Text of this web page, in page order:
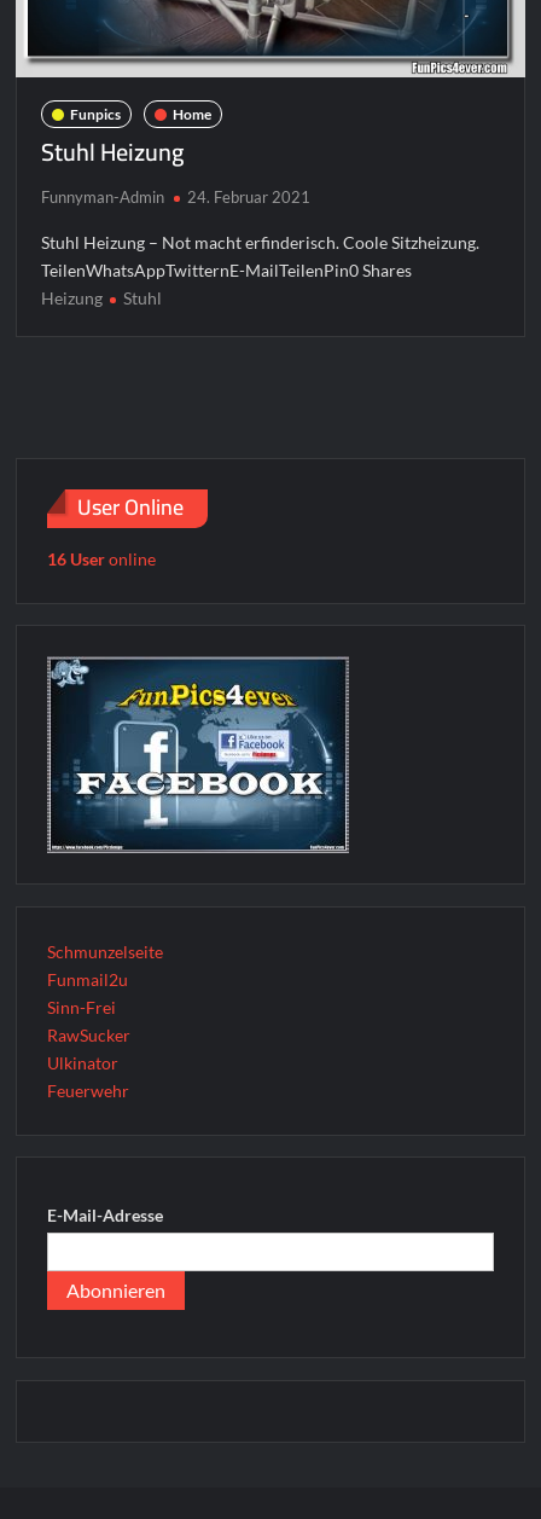
Funpics Home
Stuhl Heizung
Funnyman-Admin 24. Februar 2021
Stuhl Heizung – Not macht erfinderisch. Coole Sitzheizung.
TeilenWhatsAppTwitternE-MailTeilenPin0 Shares
Heizung
Stuhl
User Online
16 Useronline
Schmunzelseite
Funmail2u
Sinn-Frei
RawSucker
Ulkinator
Feuerwehr
E-Mail-Adresse